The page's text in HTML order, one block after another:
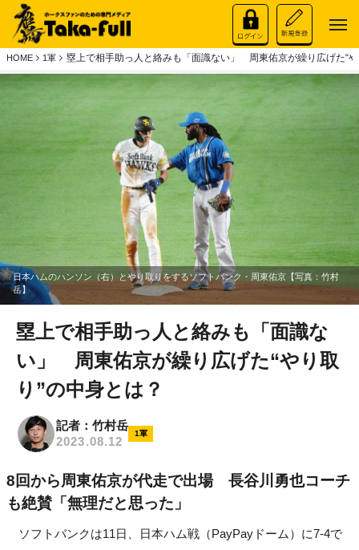
HOME 1軍 塁上で相手助っ人と絡みも「面識ない」 周東佑京が繰り広げた“や
日本ハムのハンソン（右）とやり取りをするソフトバンク・周東佑京【写真：竹村
岳】
塁上で相手助っ人と絡みも「面識な
い」 周東佑京が繰り広げた“やり取
り”の中身とは？
記者：竹村岳
2023.08.12
1軍
8回から周東佑京が代走で出場 長谷川勇也コーチ
も絶賛「無理だと思った」
ソフトバンクは11日、日本ハム戦（PayPayドーム）に7-4で